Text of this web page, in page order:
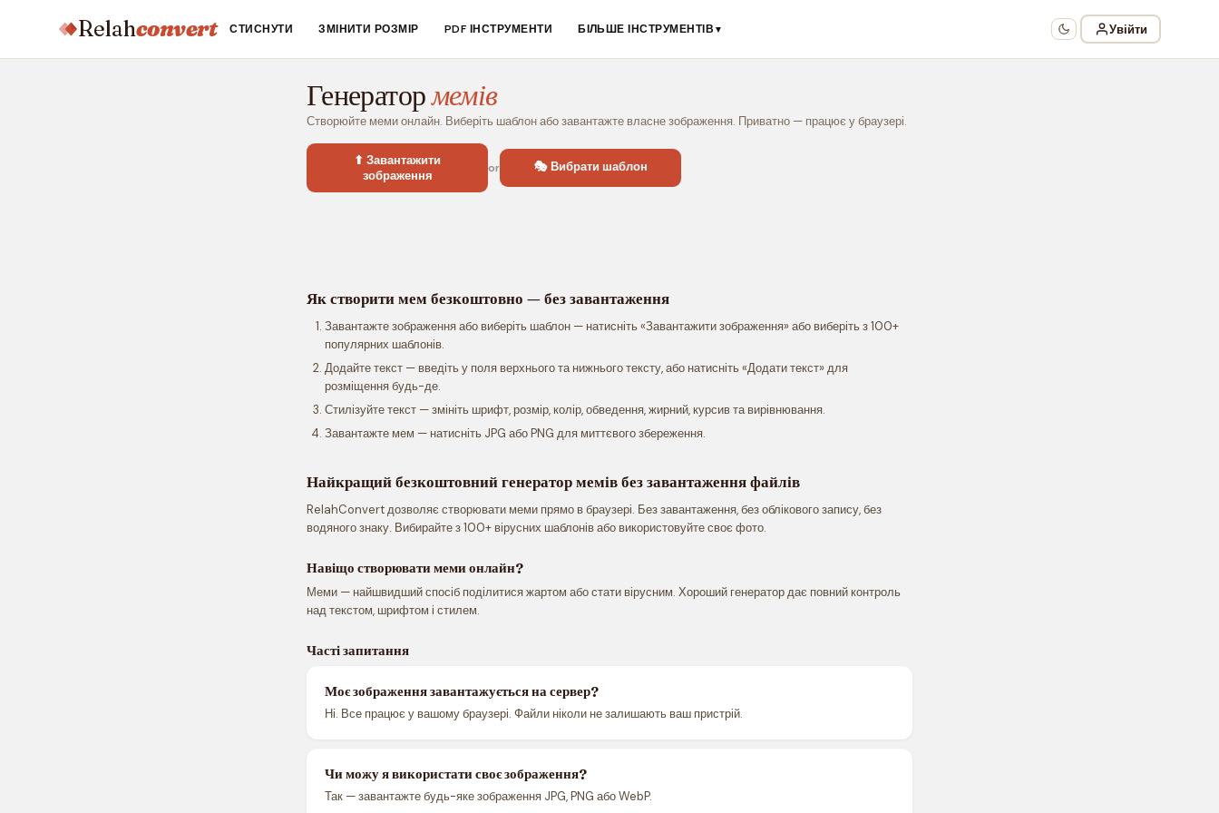
Relahconvert СТИСНУТИ ЗМІНИТИ РОЗМІР PDF ІНСТРУМЕНТИ БІЛЬШЕ ІНСТРУМЕНТІВ ▼ Увійти
Генератормемів
Створюйте меми онлайн. Виберіть шаблон або завантажте власне зображення. Приватно — працює у браузері.
⬆ Завантажити
зображення
or 🎭 Вибрати шаблон
Як створити мем безкоштовно — без завантаження
Завантажте зображення або виберіть шаблон — натисніть «Завантажити зображення» або виберіть з 100+
популярних шаблонів.
Додайте текст — введіть у поля верхнього та нижнього тексту, або натисніть «Додати текст» для
розміщення будь-де.
Стилізуйте текст — змініть шрифт, розмір, колір, обведення, жирний, курсив та вирівнювання.
Завантажте мем — натисніть JPG або PNG для миттєвого збереження.
Найкращий безкоштовний генератор мемів без завантаження файлів
RelahConvert дозволяє створювати меми прямо в браузері. Без завантаження, без облікового запису, без
водяного знаку. Вибирайте з 100+ вірусних шаблонів або використовуйте своє фото.
Навіщо створювати меми онлайн?
Меми — найшвидший спосіб поділитися жартом або стати вірусним. Хороший генератор дає повний контроль
над текстом, шрифтом і стилем.
Часті запитання
Моє зображення завантажується на сервер?
Ні. Все працює у вашому браузері. Файли ніколи не залишають ваш пристрій.
Чи можу я використати своє зображення?
Так — завантажте будь-яке зображення JPG, PNG або WebP.